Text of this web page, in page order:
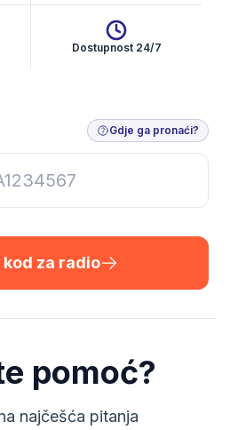
Dostupnost 24/7
Gdje ga pronaći?
kod za radio
pomoć?
najčešća pitanja